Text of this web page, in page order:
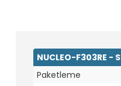
NUCLEO-F303RE -
Paketleme